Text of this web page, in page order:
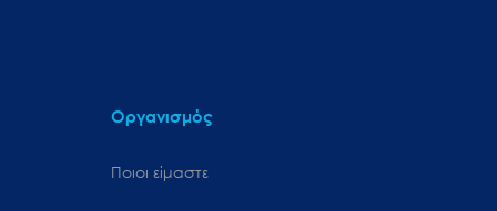
Οργανισμός
Ποιοι είμαστε